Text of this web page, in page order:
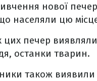
нової
населяли цю
цих печер
останки тварин.
також